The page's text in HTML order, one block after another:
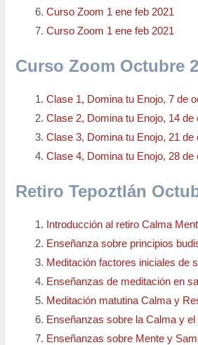
Curso Zoom 1 ene feb 2021
Curso Zoom 1 ene feb 2021
Curso Zoom Octubre
Clase 1, Domina tu Enojo, 7 de
Clase 2, Domina tu Enojo, 14 de
Clase 3, Domina tu Enojo, 21 de
Clase 4, Domina tu Enojo, 28 de
Retiro Tepoztlán
Introducción al retiro Calma
Enseñanza sobre principios
Meditación factores iniciales de
Enseñanzas de meditación en
Meditación matutina Calma y
Enseñanzas sobre la Calma y
Enseñanzas sobre Mente y